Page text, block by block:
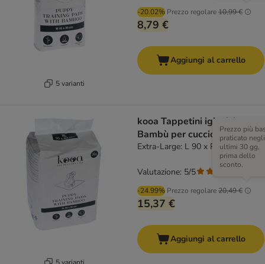
5 varianti
-20.02% Prezzo regolare10,99 €
8,79 €
Aggiungi al carrello
5 varianti
kooa Tappetini igienici con
Bambù per cuccioli
Extra-Large: L 90 x P 60 cm, 30 pz
-24.99% Prezzo regolare20,49 €
Prezzo più
praticato negli
ultimi 30 gg,
prima dello
sconto.
15,37 €
Valutazione: 5/5
Aggiungi al carrello